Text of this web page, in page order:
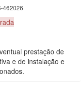
462026
prestação de
e de instalação e